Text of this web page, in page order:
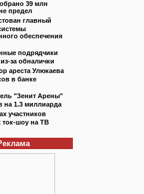
39 млн
предел
главный
обеспечения
подрядчики
за обналички
ареста Улюкаева
в банке
"Зенит Арены"
на 1.3 миллиарда
участников
ток-шоу на ТВ